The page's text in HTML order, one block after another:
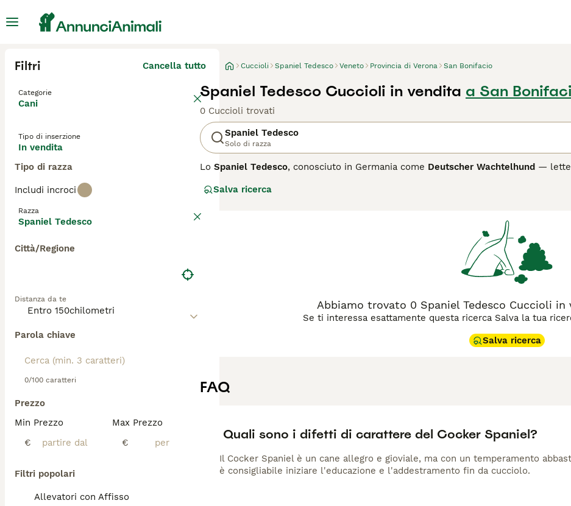
Filtri Cancella tutto
Categorie
Cani
Tipo di inserzione
In vendita
Tipo di razza
Includi incroci
Razza
Spaniel Tedesco
Città/Regione
Distanza da te
Parola chiave
0/100 caratteri
Prezzo
Min Prezzo
€
Max Prezzo
€
Filtri popolari
Allevatori con Affisso
Cuccioli Spaniel Tedesco Veneto Provincia di Verona San Bonifacio
Spaniel Tedesco Cuccioli in vendita a San
0 Cuccioli trovati
Spaniel Tedesco
Solo di razza
Lo Spaniel Tedesco, conosciuto in Germania come Deutscher Wachtelhund —
cane da caccia versatile e polivalente, capace di cercare, fermare e riportare la
maggiore resistenza e determinazione nel lavoro. La razza è raramente allevata
Lo Spaniel Tedesco ha un corpo robusto e armonioso, con mantello ondulato di
macchie bianche. Il carattere è energico, intelligente e molto orientato al lavoro,
fisico abbondante e stimolazione mentale costante. In famiglia è un cane affabile,
di spazi aperti e attività regolare per esprimere appieno il suo potenziale. Il
zone con frangie più lunghe.
Salva ricerca
Abbiamo trovato 0 Spaniel Tedesco Cuccioli in
Se ti interessa esattamente questa ricerca Salva la tua
Salva ricerca
FAQ
Quali sono i difetti di carattere del Cocker Spaniel?
Il Cocker Spaniel è un cane allegro e gioviale, ma con un temperamento
è consigliabile iniziare l'educazione e l'addestramento fin da cucciolo.